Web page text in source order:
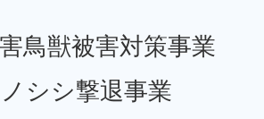
鳥獣被害対策事業
シシ撃退事業